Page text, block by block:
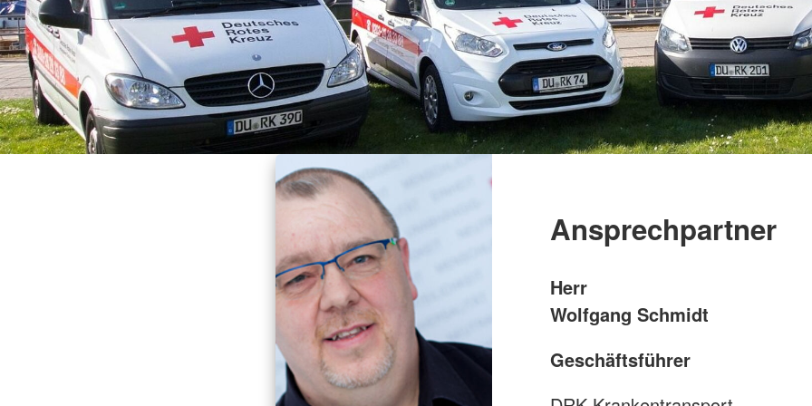
Servicewohnen Duisburg-Neumühl
Servicewohnen Duisburg-Neumühl
Stationäre Pflege
Qualitätsmanagement Pflege und
Betreuung
Ausbildung in der Alten-Pflege
Krankentransport
Krankenfahrdienst
Ansprechpartner
Herr
Wolfgang Schmidt
Geschäftsführer